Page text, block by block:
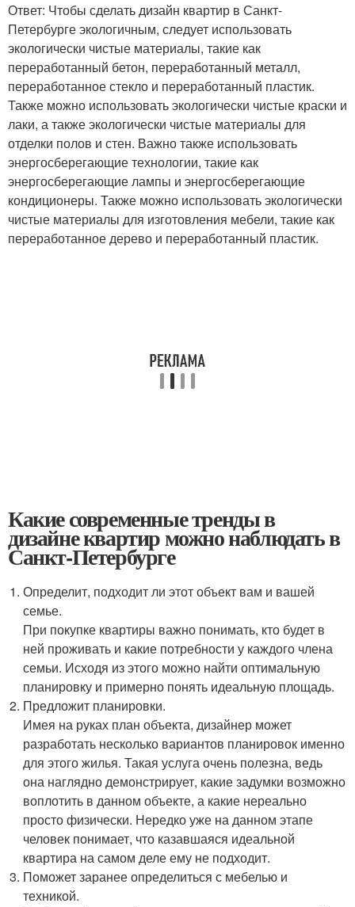
Ответ: Чтобы сделать дизайн квартир в Санкт-
Петербурге экологичным, следует использовать
экологически чистые материалы, такие как
переработанный бетон, переработанный металл,
переработанное стекло и переработанный пластик.
Также можно использовать экологически чистые краски и
лаки, а также экологически чистые материалы для
отделки полов и стен. Важно также использовать
энергосберегающие технологии, такие как
энергосберегающие лампы и энергосберегающие
кондиционеры. Также можно использовать экологически
чистые материалы для изготовления мебели, такие как
переработанное дерево и переработанный пластик.
Какие современные тренды в
дизайне квартир можно наблюдать в
Санкт-Петербурге
Определит, подходит ли этот объект вам и вашей
семье.
При покупке квартиры важно понимать, кто будет в
ней проживать и какие потребности у каждого члена
семьи. Исходя из этого можно найти оптимальную
планировку и примерно понять идеальную площадь.
Предложит планировки.
Имея на руках план объекта, дизайнер может
разработать несколько вариантов планировок именно
для этого жилья. Такая услуга очень полезна, ведь
она наглядно демонстрирует, какие задумки возможно
воплотить в данном объекте, а какие нереально
просто физически. Нередко уже на данном этапе
человек понимает, что казавшаяся идеальной
квартира на самом деле ему не подходит.
Поможет заранее определиться с мебелью и
техникой.